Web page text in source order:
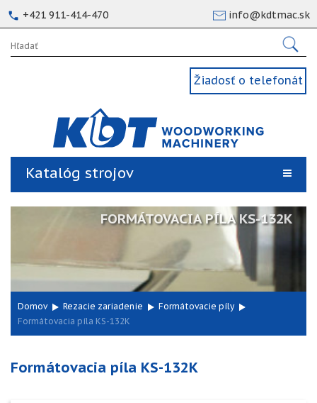
+421 911-414-470 info@kdtmac.sk
Žiadosť o telefonát
Katalóg strojov
FORMÁTOVACIA PÍLA KS-132K
Domov Rezacie zariadenie
Formátovacie píly
Formátovacia píla KS-132K
Formátovacia píla KS-132K